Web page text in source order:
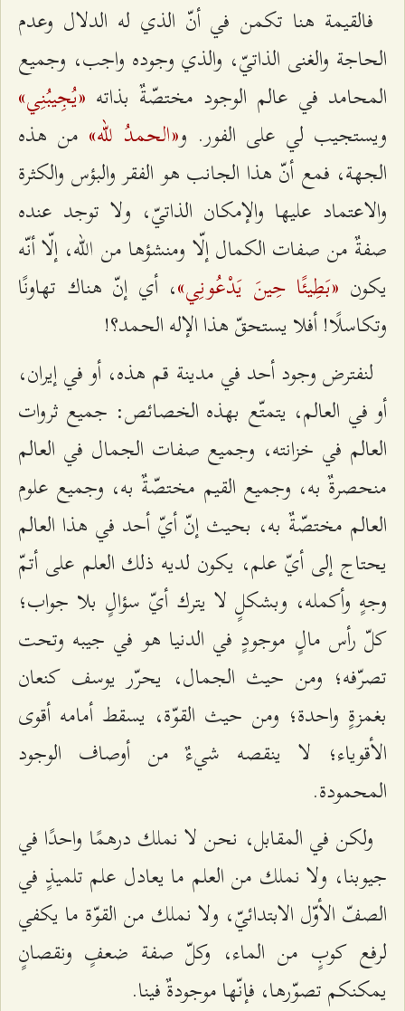
فالقيمة هنا تكمن في أنّ الذي له الدلال وعدم
الحاجة والغنى الذاتيّ، والذي وجوده واجب، وجميع
المحامد في عالم الوجود مختصّةٌ بذاته «يُجِيبُنِي»
ويستجيب لي على الفور. و«الحمدُ للّه» من هذه
الجهة، فمع أنّ هذا الجانب هو الفقر والبؤس والكثرة
والاعتماد عليها والإمكان الذاتيّ، ولا توجد عنده
صفةٌ من صفات الكمال إلّا ومنشؤها من الله، إلّا أنّه
يكون «بَطِيئًا حِينَ يَدْعُونِي»، أي إنّ هناك تهاونًا
وتكاسلًا! أفلا يستحقّ هذا الإله الحمد؟!
لنفترض وجود أحد في مدينة قم هذه، أو في إيران،
أو في العالم، يتمتّع بهذه الخصائص: جميع ثروات
العالم في خزانته، وجميع صفات الجمال في العالم
منحصرةٌ به، وجميع القيم مختصّةٌ به، وجميع علوم
العالم مختصّةٌ به، بحيث إنّ أيّ أحد في هذا العالم
يحتاج إلى أيّ علم، يكون لديه ذلك العلم على أتمّ
وجهٍ وأكمله، وبشكلٍ لا يترك أيّ سؤالٍ بلا جواب؛
كلّ رأس مالٍ موجودٍ في الدنيا هو في جيبه وتحت
تصرّفه؛ ومن حيث الجمال، يحرّر يوسف كنعان
بغمزةٍ واحدة؛ ومن حيث القوّة، يسقط أمامه أقوى
الأقوياء؛ لا ينقصه شيءٌ من أوصاف الوجود
المحمودة.
ولكن في المقابل، نحن لا نملك درهمًا واحدًا في
جيوبنا، ولا نملك من العلم ما يعادل علم تلميذٍ في
الصفّ الأوّل الابتدائيّ، ولا نملك من القوّة ما يكفي
لرفع كوبٍ من الماء، وكلّ صفة ضعفٍ ونقصانٍ
يمكنكم تصوّرها، فإنّها موجودةٌ فينا.